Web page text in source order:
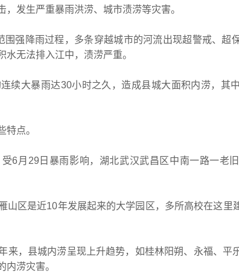
发生严重暴雨洪涝、城市渍涝等灾害。
降雨过程，多条穿越城市的河流出现超警戒、超
无法排入江中，渍涝严重。
大暴雨达30小时之久，造成县城大面积内涝，其
点。
29日暴雨影响，湖北武汉武昌区中南一路一老旧
是近10年发展起来的大学园区，多所高校在这里
县城内涝呈现上升趋势，如桂林阳朔、永福、平
内涝灾害。